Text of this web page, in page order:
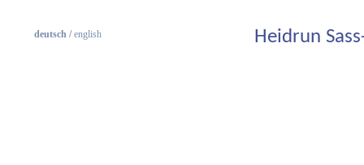
deutsch /english Heidrun